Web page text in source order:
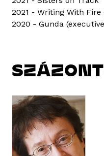
2021 - Writing With
2020 - Gunda